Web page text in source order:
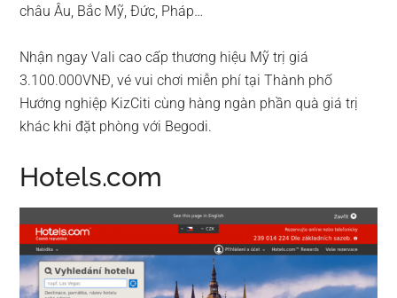
châu Âu, Bắc Mỹ, Đức, Pháp…
Nhận ngay Vali cao cấp thương hiệu Mỹ trị giá
3.100.000VNĐ, vé vui chơi miễn phí tại Thành phố
Hướng nghiệp KizCiti cùng hàng ngàn phần quà giá trị
khác khi đặt phòng với Begodi.
Hotels.com